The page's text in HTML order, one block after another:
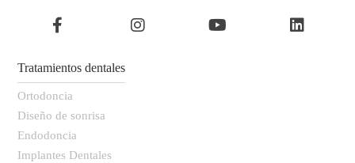
Tratamientos dentales
Ortodoncia
Diseño de sonrisa
Endodoncia
Implantes Dentales